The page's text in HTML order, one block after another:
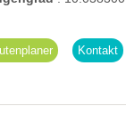
Kontakt